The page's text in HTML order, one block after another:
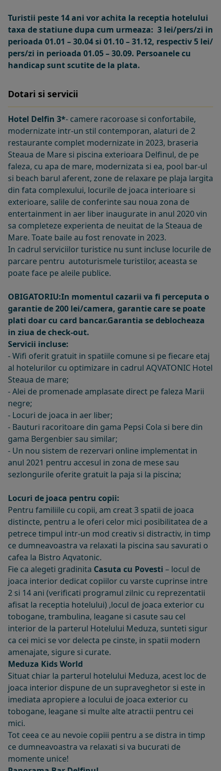
Turistii peste 14 ani vor achita la receptia hotelului
taxa de statiune dupa cum urmeaza: 3 lei/pers/zi in
perioada 01.01 – 30.04 si 01.10 – 31.12, respectiv 5 lei/
pers/zi in perioada 01.05 – 30.09. Persoanele cu
handicap sunt scutite de la plata.
Dotari si servicii
Hotel Delfin 3*- camere racoroase si confortabile,
modernizate intr-un stil contemporan, alaturi de 2
restaurante complet modernizate in 2023, braseria
Steaua de Mare si piscina exterioara Delfinul, de pe
faleza, cu apa de mare, modernizata si ea, pool bar-ul
si beach barul aferent, zone de relaxare pe plaja largita
din fata complexului, locurile de joaca interioare si
exterioare, salile de conferinte sau noua zona de
entertainment in aer liber inaugurate in anul 2020 vin
sa completeze experienta de neuitat de la Steaua de
Mare. Toate baile au fost renovate in 2023.
In cadrul serviciilor turistice nu sunt incluse locurile de
parcare pentru autoturismele turistilor, aceasta se
poate face pe aleile publice.
OBIGATORIU:In momentul cazarii va fi perceputa o
garantie de 200 lei/camera, garantie care se poate
plati doar cu card bancar.Garantia se deblocheaza
in ziua de check-out.
Servicii incluse:
- Wifi oferit gratuit in spatiile comune si pe fiecare etaj
al hotelurilor cu optimizare in cadrul AQVATONIC Hotel
Steaua de mare;
- Alei de promenade amplasate direct pe faleza Marii
negre;
- Locuri de joaca in aer liber;
- Bauturi racoritoare din gama Pepsi Cola si bere din
gama Bergenbier sau similar;
- Un nou sistem de rezervari online implementat in
anul 2021 pentru accesul in zona de mese sau
sezlongurile oferite gratuit la paja si la piscina;
Locuri de joaca pentru copii:
Pentru familiile cu copii, am creat 3 spatii de joaca
distincte, pentru a le oferi celor mici posibilitatea de a
petrece timpul intr-un mod creativ si distractiv, in timp
ce dumneavoastra va relaxati la piscina sau savurati o
cafea la Bistro Aqvatonic.
Fie ca alegeti gradinita Casuta cu Povesti – locul de
joaca interior dedicat copiilor cu varste cuprinse intre
2 si 14 ani (verificati programul zilnic cu reprezentatii
afisat la receptia hotelului) ,locul de joaca exterior cu
tobogane, trambulina, leagane si casute sau cel
interior de la parterul Hotelului Meduza, sunteti sigur
ca cei mici se vor delecta pe cinste, in spatii modern
amenajate, sigure si curate.
Meduza Kids World
Situat chiar la parterul hotelului Meduza, acest loc de
joaca interior dispune de un supraveghetor si este in
imediata apropiere a locului de joaca exterior cu
tobogane, leagane si multe alte atractii pentru cei
mici.
Tot ceea ce au nevoie copiii pentru a se distra in timp
ce dumneavoastra va relaxati si va bucurati de
momente unice!